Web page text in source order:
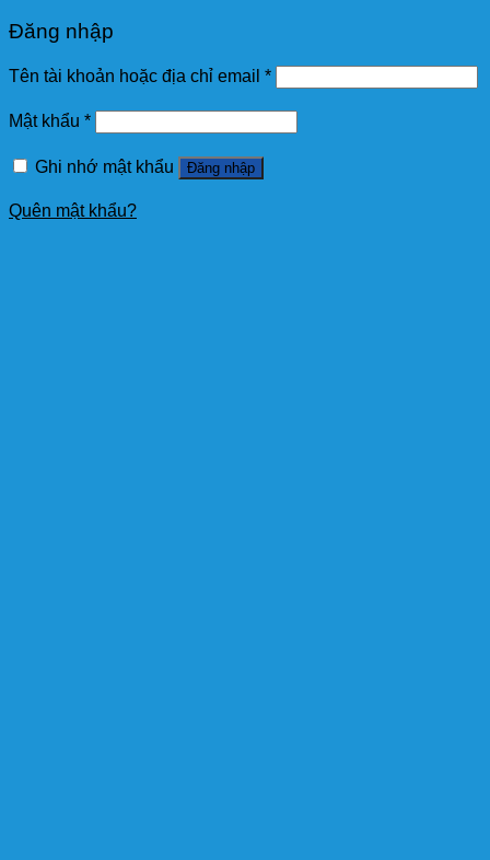
Đăng nhập
Tên tài khoản hoặc địa chỉ email *
Mật khẩu *
Ghi nhớ mật khẩu Đăng nhập
Quên mật khẩu?